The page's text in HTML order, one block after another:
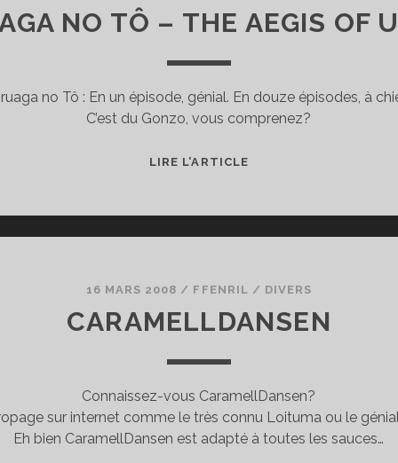
RELOUS
LES
TEMPS.
NO TÔ – THE AEGIS OF
no Tô : En un épisode, génial. En douze épisodes, à
C’est du Gonzo, vous comprenez?
LIRE L’ARTICLEDRUAGA
OF
16 MARS 2008 / FFENRIL / DIVERS
CARAMELLDANSEN
Connaissez-vous CaramellDansen?
sur internet comme le très connu Loituma ou le
Eh bien CaramellDansen est adapté à toutes les sauces…